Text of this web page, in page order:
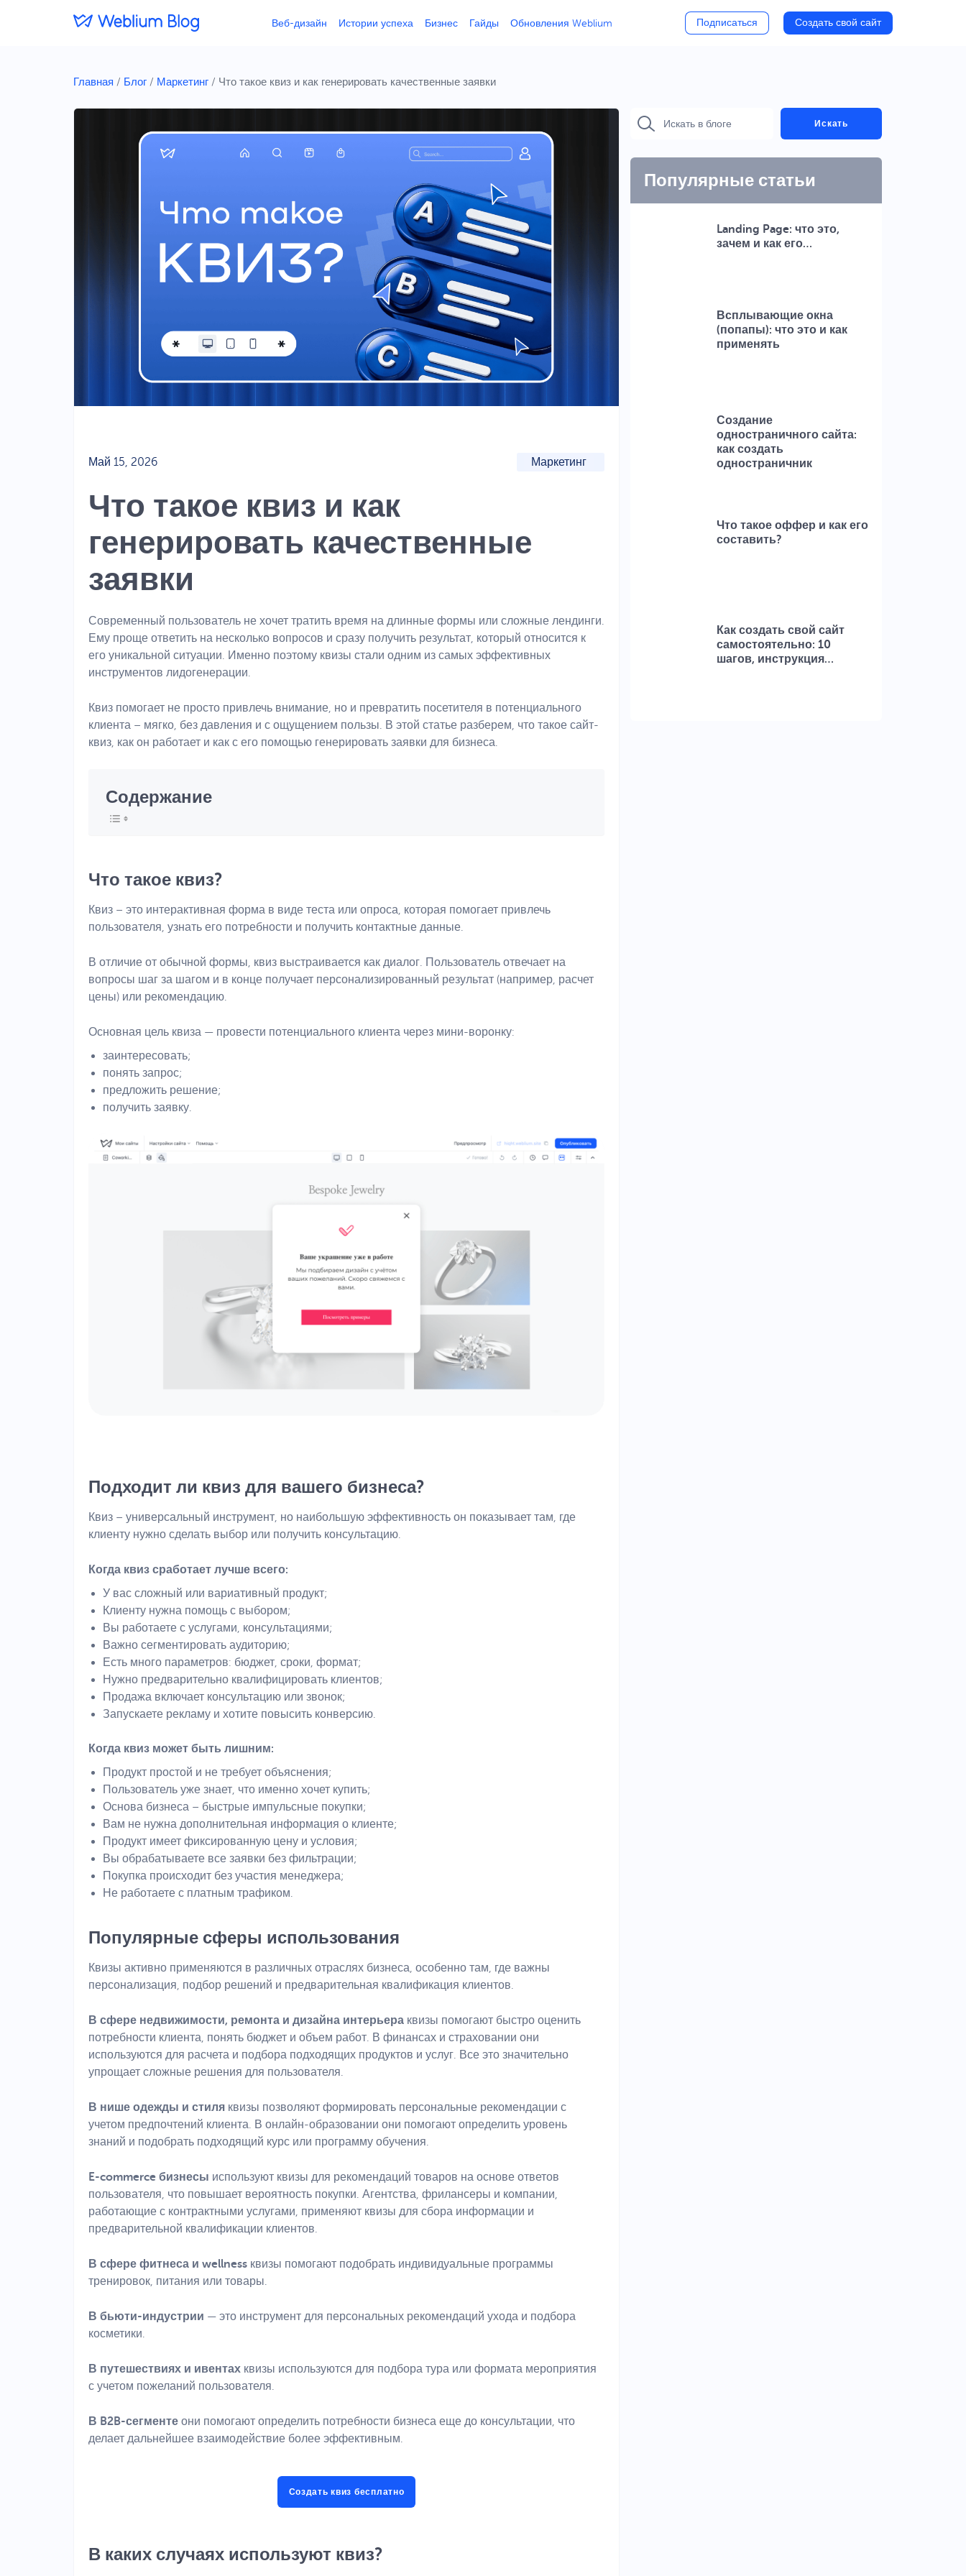
Веб-дизайн Истории успеха Бизнес Гайды Обновления Weblium Подписаться Создать свой сайт
Главная / Блог / Маркетинг / Что такое квиз и как генерировать качественные заявки
Май 15, 2026 Маркетинг
Что такое квиз и как
генерировать качественные
заявки
Современный пользователь не хочет тратить время на длинные формы или сложные лендинги.
Ему проще ответить на несколько вопросов и сразу получить результат, который относится к
его уникальной ситуации. Именно поэтому квизы стали одним из самых эффективных
инструментов лидогенерации.
Квиз помогает не просто привлечь внимание, но и превратить посетителя в потенциального
клиента – мягко, без давления и с ощущением пользы. В этой статье разберем, что такое сайт-
квиз, как он работает и как с его помощью генерировать заявки для бизнеса.
Содержание
Что такое квиз?
Квиз – это интерактивная форма в виде теста или опроса, которая помогает привлечь
пользователя, узнать его потребности и получить контактные данные.
В отличие от обычной формы, квиз выстраивается как диалог. Пользователь отвечает на
вопросы шаг за шагом и в конце получает персонализированный результат (например, расчет
цены) или рекомендацию.
Основная цель квиза — провести потенциального клиента через мини-воронку:
заинтересовать;
понять запрос;
предложить решение;
получить заявку.
Подходит ли квиз для вашего бизнеса?
Квиз – универсальный инструмент, но наибольшую эффективность он показывает там, где
клиенту нужно сделать выбор или получить консультацию.
Когда квиз сработает лучше всего:
У вас сложный или вариативный продукт;
Клиенту нужна помощь с выбором;
Вы работаете с услугами, консультациями;
Важно сегментировать аудиторию;
Есть много параметров: бюджет, сроки, формат;
Нужно предварительно квалифицировать клиентов;
Продажа включает консультацию или звонок;
Запускаете рекламу и хотите повысить конверсию.
Когда квиз может быть лишним:
Продукт простой и не требует объяснения;
Пользователь уже знает, что именно хочет купить;
Основа бизнеса – быстрые импульсные покупки;
Вам не нужна дополнительная информация о клиенте;
Продукт имеет фиксированную цену и условия;
Вы обрабатываете все заявки без фильтрации;
Покупка происходит без участия менеджера;
Не работаете с платным трафиком.
Популярные сферы использования
Квизы активно применяются в различных отраслях бизнеса, особенно там, где важны
персонализация, подбор решений и предварительная квалификация клиентов.
В сфере недвижимости, ремонта и дизайна интерьера квизы помогают быстро оценить
потребности клиента, понять бюджет и объем работ. В финансах и страховании они
используются для расчета и подбора подходящих продуктов и услуг. Все это значительно
упрощает сложные решения для пользователя.
В нише одежды и стиля квизы позволяют формировать персональные рекомендации с
учетом предпочтений клиента. В онлайн-образовании они помогают определить уровень
знаний и подобрать подходящий курс или программу обучения.
E-commerce бизнесы используют квизы для рекомендаций товаров на основе ответов
пользователя, что повышает вероятность покупки. Агентства, фрилансеры и компании,
работающие с контрактными услугами, применяют квизы для сбора информации и
предварительной квалификации клиентов.
В сфере фитнеса и wellness квизы помогают подобрать индивидуальные программы
тренировок, питания или товары.
В бьюти-индустрии — это инструмент для персональных рекомендаций ухода и подбора
косметики.
В путешествиях и ивентах квизы используются для подбора тура или формата мероприятия
с учетом пожеланий пользователя.
В B2B-сегменте они помогают определить потребности бизнеса еще до консультации, что
делает дальнейшее взаимодействие более эффективным.
Создать квиз бесплатно
В каких случаях используют квиз?
Искать
Популярные статьи
Landing Page: что это,
зачем и как его…
Всплывающие окна
(попапы): что это и как
применять
Создание
одностраничного сайта:
как создать
одностраничник
Что такое оффер и как его
составить?
Как создать свой сайт
самостоятельно: 10
шагов, инструкция…